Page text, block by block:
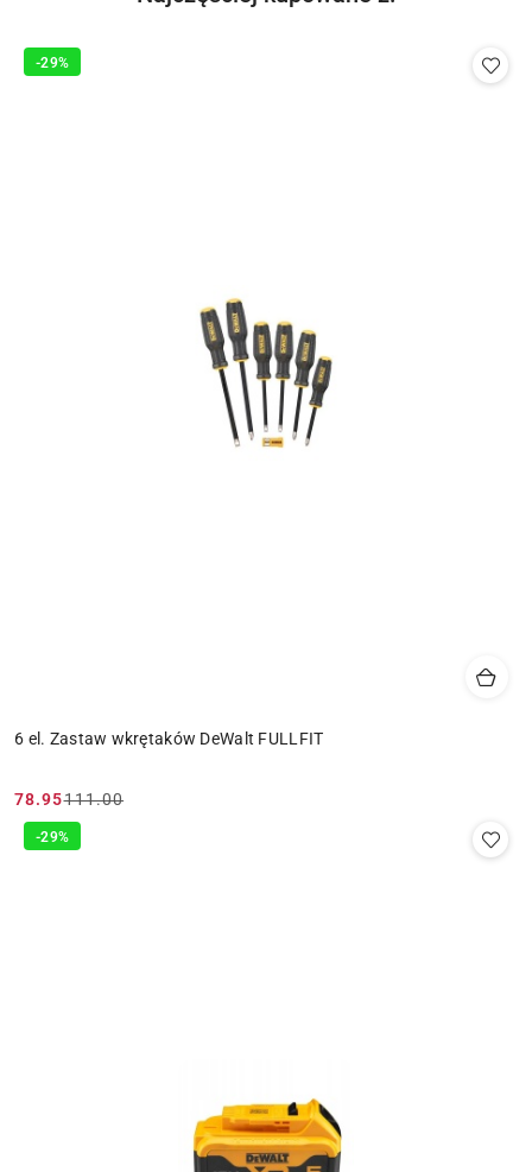
6 el. Zastaw wkrętaków DeWalt FULLFIT
Cena
promocyjna:
78.95
Cena
przed
111.00
-29%
-29%